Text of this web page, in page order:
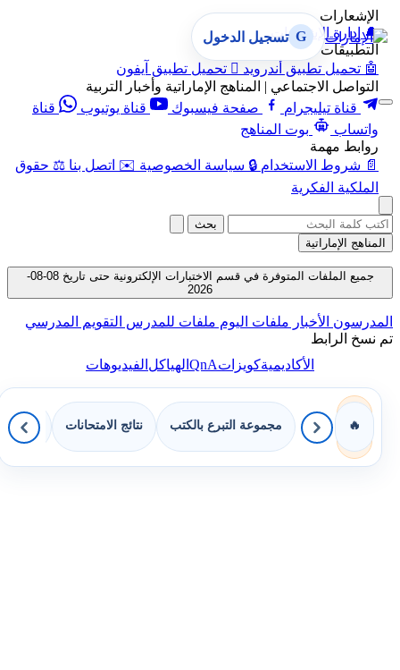
الإشعارات
🔔 إدارة الإشعارات
التطبيقات
🤖 تحميل تطبيق أندرويد  تحميل تطبيق آيفون
التواصل الاجتماعي | المناهج الإماراتية وأخبار التربية
قناة تيليجرام
صفحة فيسبوك قناة يوتيوب
قناة
واتساب
بوت المناهج
روابط مهمة
📄 شروط الاستخدام 🔒 سياسة الخصوصية ✉️ اتصل بنا ⚖️ حقوق
الملكية الفكرية
G تسجيل الدخول
بحث
المناهج الإماراتية
جميع الملفات المتوفرة في قسم الاختبارات الإلكترونية حتى تاريخ 08-08-
2026
المدرسون الأخبار ملفات اليوم ملفات للمدرس التقويم المدرسي
تم نسخ الرابط
الأكاديميةكويزاتQnAالهياكل الفيديوهات
🔥 مجموعة التبرع بالكتب نتائج الامتحانات